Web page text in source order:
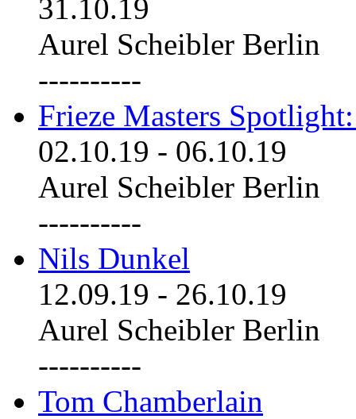
31.10.19
Aurel Scheibler Berlin
----------
Frieze Masters
02.10.19 - 06.10.19
Aurel Scheibler Berlin
----------
Nils Dunkel
12.09.19 - 26.10.19
Aurel Scheibler Berlin
----------
Tom Chamberlain